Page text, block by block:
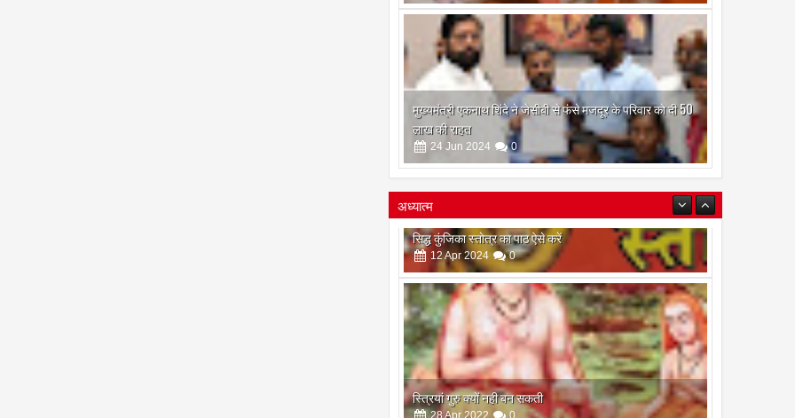
मुख्यमंत्री एकनाथ शिंदे ने जेसीबी से फंसे मजदूर के परिवार को दी 50
लाख की राहत
24 Jun 2024 0
अध्यात्म
स्त्रियां गुरु क्यों नही बन सकती
Apr 2022 0